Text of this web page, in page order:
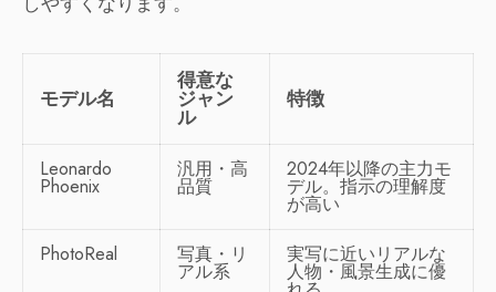
モデル名
得意な
ジャン
ル
特徴
Leonardo
Phoenix
汎用・高
品質
2024年以降の主力モ
デル。指示の理解度
が高い
PhotoReal
写真・リ
アル系
実写に近いリアルな
人物・風景生成に優